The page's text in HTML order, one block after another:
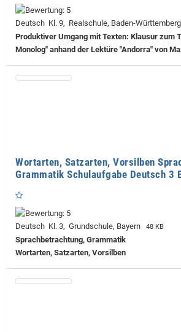
Deutsch Kl. 9, Realschule, Baden-Württemberg
Produktiver Umgang mit Texten: Klausur zum
Monolog" anhand der Lektüre "Andorra" von
Wortarten, Satzarten, Vorsilben
Grammatik Schulaufgabe Deutsch 3
Deutsch Kl. 3, Grundschule, Bayern 48 KB
Sprachbetrachtung, Grammatik
Wortarten, Satzarten, Vorsilben